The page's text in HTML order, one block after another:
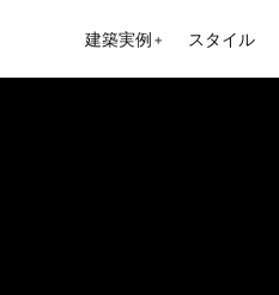
建築実例 ＋ スタイル